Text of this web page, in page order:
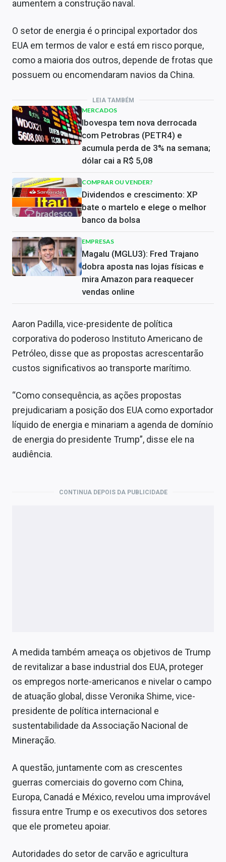
aumentem a construção naval.
O setor de energia é o principal exportador dos
EUA em termos de valor e está em risco porque,
como a maioria dos outros, depende de frotas que
possuem ou encomendaram navios da China.
LEIA TAMBÉM
MERCADOS
Ibovespa tem nova derrocada
com Petrobras (PETR4) e
acumula perda de 3% na semana;
dólar cai a R$ 5,08
COMPRAR OU VENDER?
Dividendos e crescimento: XP
bate o martelo e elege o melhor
banco da bolsa
EMPRESAS
Magalu (MGLU3): Fred Trajano
dobra aposta nas lojas físicas e
mira Amazon para reaquecer
vendas online
Aaron Padilla, vice-presidente de política
corporativa do poderoso Instituto Americano de
Petróleo, disse que as propostas acrescentarão
custos significativos ao transporte marítimo.
“Como consequência, as ações propostas
prejudicariam a posição dos EUA como exportador
líquido de energia e minariam a agenda de domínio
de energia do presidente Trump”, disse ele na
audiência.
CONTINUA DEPOIS DA PUBLICIDADE
A medida também ameaça os objetivos de Trump
de revitalizar a base industrial dos EUA, proteger
os empregos norte-americanos e nivelar o campo
de atuação global, disse Veronika Shime, vice-
presidente de política internacional e
sustentabilidade da Associação Nacional de
Mineração.
A questão, juntamente com as crescentes
guerras comerciais do governo com China,
Europa, Canadá e México, revelou uma improvável
fissura entre Trump e os executivos dos setores
que ele prometeu apoiar.
Autoridades do setor de carvão e agricultura